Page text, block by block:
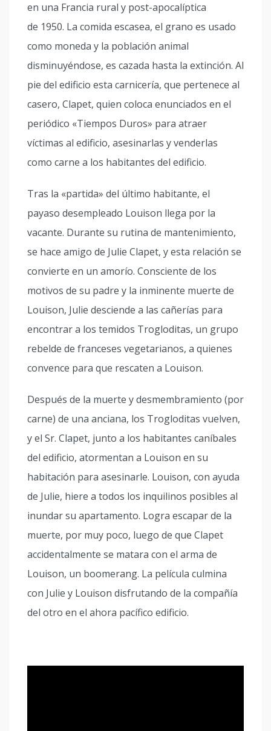
en una Francia rural y post-apocalíptica
de 1950. La comida escasea, el grano es usado
como moneda y la población animal
disminuyéndose, es cazada hasta la extinción. Al
pie del edificio esta carnicería, que pertenece al
casero, Clapet, quien coloca enunciados en el
periódico «Tiempos Duros» para atraer
víctimas al edificio, asesinarlas y venderlas
como carne a los habitantes del edificio.
Tras la «partida» del último habitante, el
payaso desempleado Louison llega por la
vacante. Durante su rutina de mantenimiento,
se hace amigo de Julie Clapet, y esta relación se
convierte en un amorío. Consciente de los
motivos de su padre y la inminente muerte de
Louison, Julie desciende a las cañerías para
encontrar a los temidos Trogloditas, un grupo
rebelde de franceses vegetarianos, a quienes
convence para que rescaten a Louison.
Después de la muerte y desmembramiento (por
carne) de una anciana, los Trogloditas vuelven,
y el Sr. Clapet, junto a los habitantes caníbales
del edificio, atormentan a Louison en su
habitación para asesinarle. Louison, con ayuda
de Julie, hiere a todos los inquilinos posibles al
inundar su apartamento. Logra escapar de la
muerte, por muy poco, luego de que Clapet
accidentalmente se matara con el arma de
Louison, un boomerang. La película culmina
con Julie y Louison disfrutando de la compañía
del otro en el ahora pacífico edificio.